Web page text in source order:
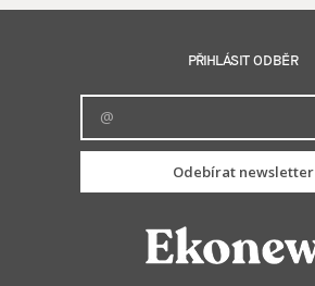
PŘIHLÁSIT ODBĚR
Odebírat newsletter